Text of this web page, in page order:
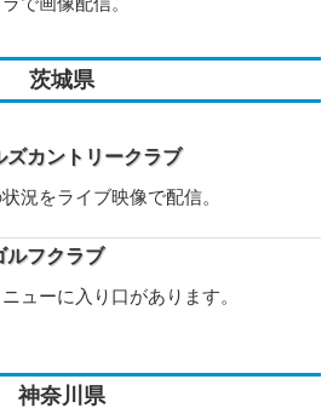
茨城県
ズカントリークラブ
況をライブ映像で配信。
ルフクラブ
ューに入り口があります。
神奈川県